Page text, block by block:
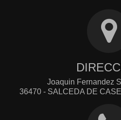
Joaquin Fernandez
36470 - SALCEDA DE